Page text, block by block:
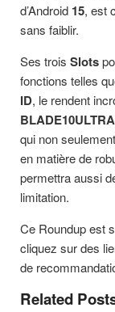
d’Android 15, est
sans faiblir.
Ses trois Slots
fonctions telles
ID, le rendent
qui non
en matière de
permettra aussi
limitation.
Ce Roundup est
cliquez sur des
de
Related